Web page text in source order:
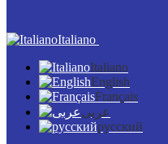
Italiano
Italiano
English
Français
عربى
русский